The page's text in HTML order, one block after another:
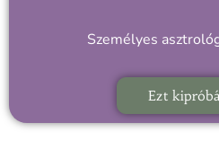
Személyes
Ezt